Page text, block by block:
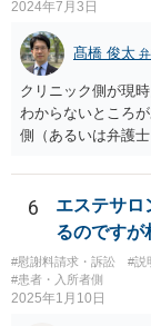
2024年7月3日
髙橋 俊太
クリニック側が現
わからないところ
側（あるいは弁護
医師意見聴取など
ニック側の過失を
に損害賠償請求を
6
エステサロ
るのですが
#慰謝料請求・訴訟 #説
#患者・入所者側
2025年1月10日